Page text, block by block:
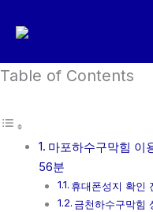
로
너
Table of Contents
마포하수구막힘 이
56분
휴대폰성지 확
금천하수구막힘